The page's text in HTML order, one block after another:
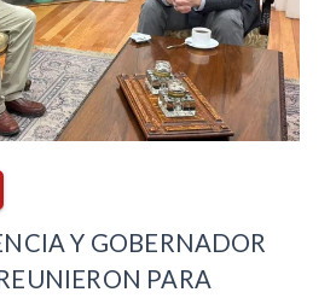
Y GOBERNADOR
PARA